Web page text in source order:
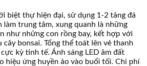
biệt thự hiện đại, sử dụng 1-2 tảng đá
làm trung tâm, xung quanh là những
như những con rồng bay, kết hợp với
cây bonsai. Tổng thể toát lên vẻ thanh
kỳ tinh tế. Ánh sáng LED âm đất
hiệu ứng huyền ảo vào buổi tối. Chi phí